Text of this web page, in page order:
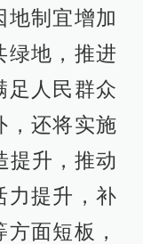
地制宜增加
绿地，推进
足人民群众
，还将实施
提升，推动
力提升，补
面短板，